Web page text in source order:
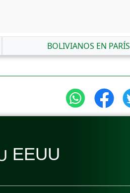
BOLIVIANOS EN PARÍS
EEUU